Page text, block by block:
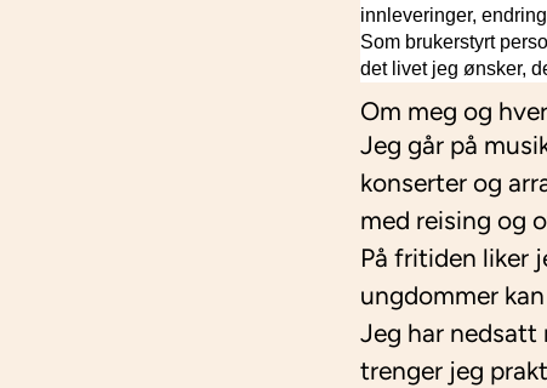
innleveringer,
Som brukerstyrt
det livet jeg ønsker,
Om meg og
Jeg går på
konserter og
med reising og
På fritiden liker
ungdommer
Jeg har nedsatt
trenger jeg